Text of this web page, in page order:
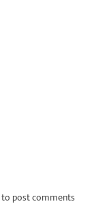
to post comments